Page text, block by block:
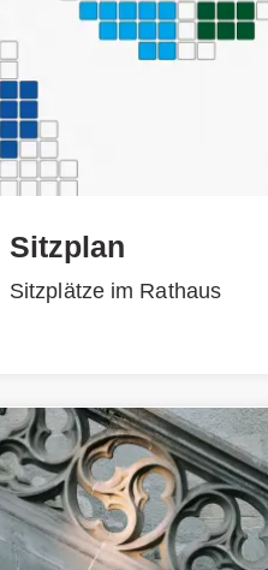
Sitzplan
Sitzplätze im Rathaus